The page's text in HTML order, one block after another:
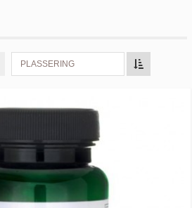
PLASSERING